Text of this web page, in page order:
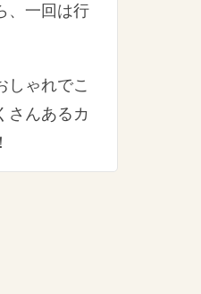
、一回は行
しゃれでこ
さんあるカ